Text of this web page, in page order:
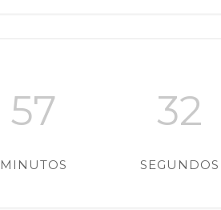
57
MINUTOS
31
SEGUNDOS